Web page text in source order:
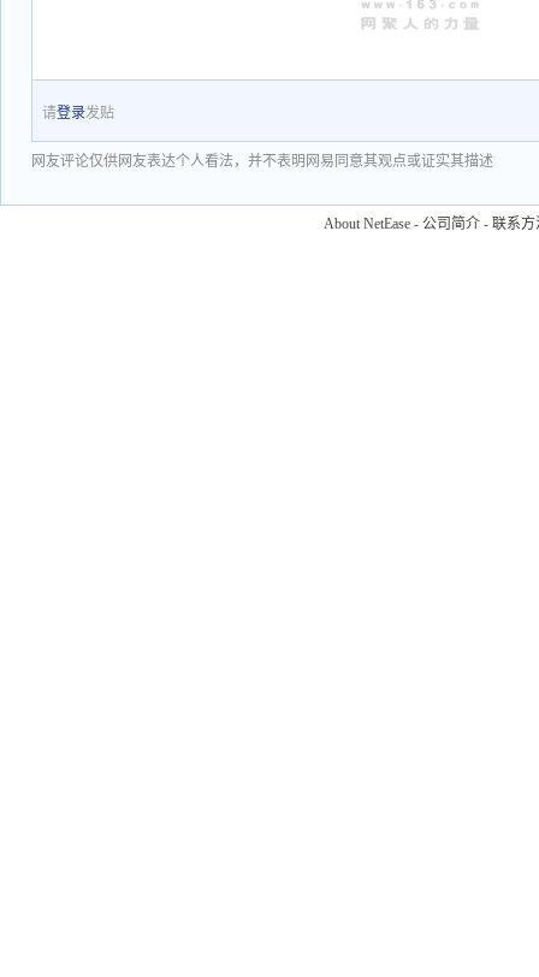
请登录发贴
网友评论仅供网友表达个人看法，并不表明网易同意其观点或证实其描述
About NetEase - 公司简介 - 联系方